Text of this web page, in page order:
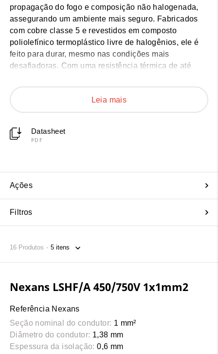
propagação do fogo e composição não halogenada,
assegurando um ambiente mais seguro. Fabricados
com cobre classe 5 e revestidos em composto
poliolefínico termoplástico livre de halogênios, ele é
feito para durar, mesmo nas condições mais
desafiadoras. Com uma resistência térmica de até
abrange todas as suas necessidades, de 1x1mm² até
1x240mm². Opte pela qualidade, segurança e
confiabilidade para suas instalações elétricas. Veja os
Leia mais
Datasheet
PDF
Ações
Filtros
16 Produtos
Nexans LSHF/A 450/750V 1x1mm2
Referência Nexans
Seção nominal do condutor: 1 mm²
Diâmetro do condutor: 1,38 mm
Espessura da isolação: 0,6 mm